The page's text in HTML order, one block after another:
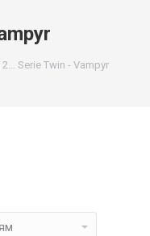
2… Serie Twin - Vampyr